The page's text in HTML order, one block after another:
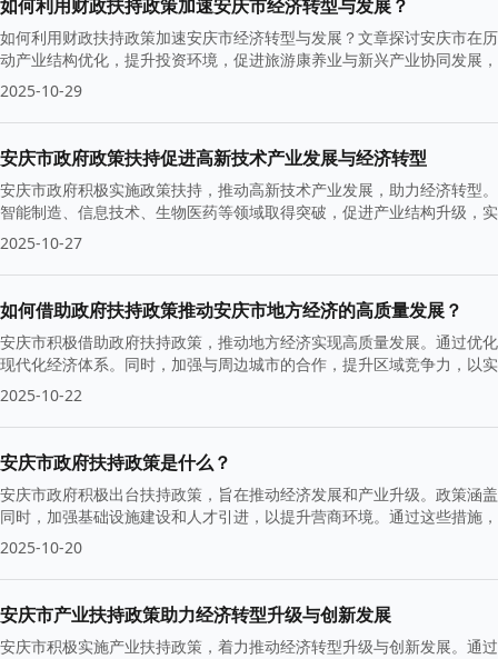
如何利用财政扶持政策加速安庆市经济转型与发展？
如何利用财政扶持政策加速安庆市经济转型与发展？文章探讨安庆市在
动产业结构优化，提升投资环境，促进旅游康养业与新兴产业协同发展
2025-10-29
安庆市政府政策扶持促进高新技术产业发展与经济转型
安庆市政府积极实施政策扶持，推动高新技术产业发展，助力经济转型
智能制造、信息技术、生物医药等领域取得突破，促进产业结构升级，
2025-10-27
如何借助政府扶持政策推动安庆市地方经济的高质量发展？
安庆市积极借助政府扶持政策，推动地方经济实现高质量发展。通过优
现代化经济体系。同时，加强与周边城市的合作，提升区域竞争力，以
2025-10-22
安庆市政府扶持政策是什么？
安庆市政府积极出台扶持政策，旨在推动经济发展和产业升级。政策涵
同时，加强基础设施建设和人才引进，以提升营商环境。通过这些措施
三角中心城市的地位。
2025-10-20
安庆市产业扶持政策助力经济转型升级与创新发展
安庆市积极实施产业扶持政策，着力推动经济转型升级与创新发展。通